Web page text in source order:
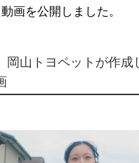
画を公開しました。
岡山トヨペットが作